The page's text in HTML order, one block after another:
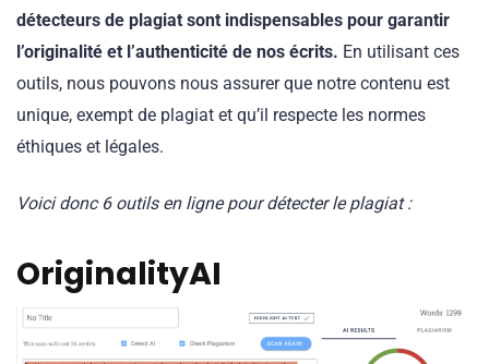
détecteurs de plagiat sont indispensables pour garantir
l’originalité et l’authenticité de nos écrits. En utilisant ces
outils, nous pouvons nous assurer que notre contenu est
unique, exempt de plagiat et qu’il respecte les normes
éthiques et légales.
Voici donc 6 outils en ligne pour détecter le plagiat :
OriginalityAI